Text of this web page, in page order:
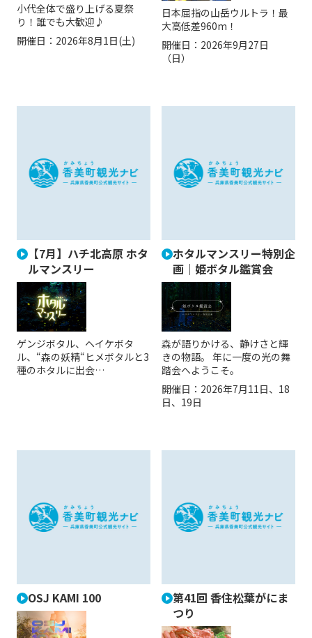
小代全体で盛り上げる夏祭
り！誰でも大歓迎♪
開催日： 2026年8月1日(土)
日本屈指の山岳ウルトラ！最
大高低差960m！
開催日： 2026年9月27日
（日）
【7月】ハチ北高原 ホタ
ルマンスリー
ゲンジボタル、ヘイケボタ
ル、“森の妖精“ヒメボタルと3
種のホタルに出会…
ホタルマンスリー特別企
画｜姫ボタル鑑賞会
森が語りかける、静けさと輝
きの物語。 年に一度の光の舞
踏会へようこそ。
開催日： 2026年7月11日、18
日、19日
OSJ KAMI 100
第41回 香住松葉がにま
つり